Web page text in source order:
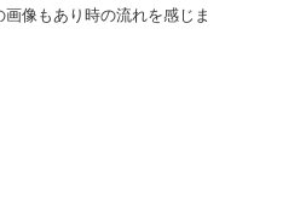
像もあり時の流れを感じま